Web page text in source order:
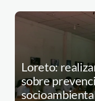
Loreto:
sobre